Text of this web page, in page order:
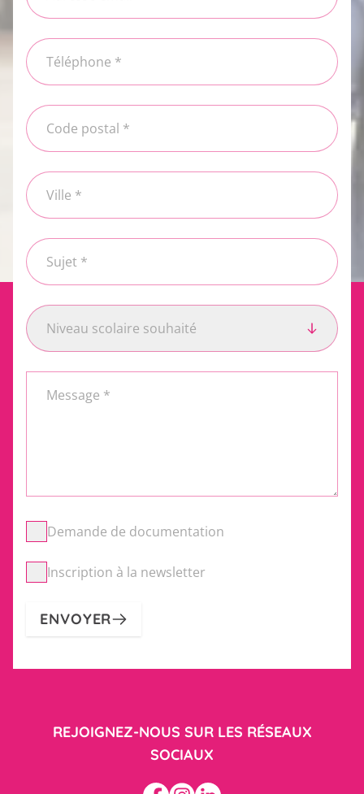
Téléphone *
Code postal *
Ville *
Sujet *
Niveau scolaire souhaité
Niveau scolaire souhaité
Demande de documentation
Inscription à la newsletter
ENVOYER
REJOIGNEZ-NOUS SUR LES RÉSEAUX
SOCIAUX